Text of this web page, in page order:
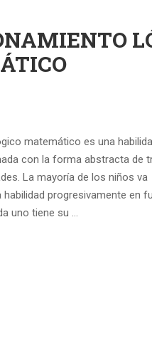
matemático es una
con la forma abstracta de
La mayoría de los niños va
progresivamente en
uno tiene su …